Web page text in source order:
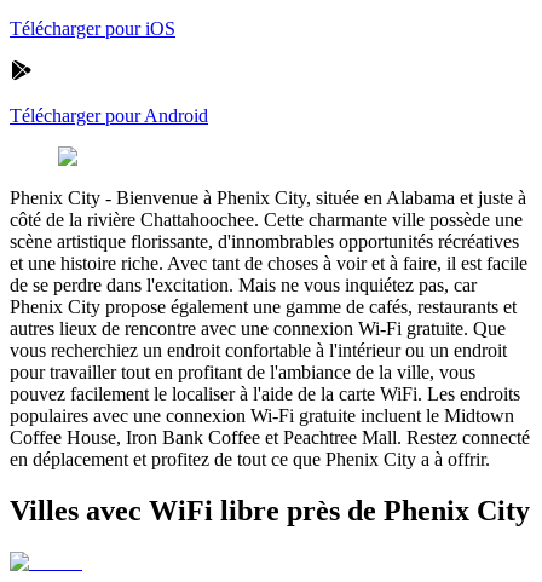
Télécharger pour iOS
Télécharger pour Android
Phenix City - Bienvenue à Phenix City, située en Alabama et juste à
côté de la rivière Chattahoochee. Cette charmante ville possède une
scène artistique florissante, d'innombrables opportunités récréatives
et une histoire riche. Avec tant de choses à voir et à faire, il est facile
de se perdre dans l'excitation. Mais ne vous inquiétez pas, car
Phenix City propose également une gamme de cafés, restaurants et
autres lieux de rencontre avec une connexion Wi-Fi gratuite. Que
vous recherchiez un endroit confortable à l'intérieur ou un endroit
pour travailler tout en profitant de l'ambiance de la ville, vous
pouvez facilement le localiser à l'aide de la carte WiFi. Les endroits
populaires avec une connexion Wi-Fi gratuite incluent le Midtown
Coffee House, Iron Bank Coffee et Peachtree Mall. Restez connecté
en déplacement et profitez de tout ce que Phenix City a à offrir.
Villes avec WiFi libre près de Phenix City